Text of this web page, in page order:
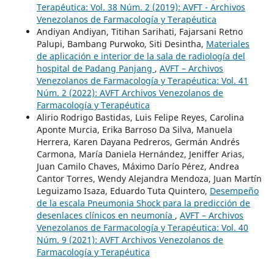
Terapéutica: Vol. 38 Núm. 2 (2019): AVFT - Archivos
Venezolanos de Farmacología y Terapéutica
Andiyan Andiyan, Titihan Sarihati, Fajarsani Retno
Palupi, Bambang Purwoko, Siti Desintha, Materiales
de aplicación e interior de la sala de radiología del
hospital de Padang Panjang , AVFT – Archivos
Venezolanos de Farmacología y Terapéutica: Vol. 41
Núm. 2 (2022): AVFT Archivos Venezolanos de
Farmacología y Terapéutica
Alirio Rodrigo Bastidas, Luis Felipe Reyes, Carolina
Aponte Murcia, Erika Barroso Da Silva, Manuela
Herrera, Karen Dayana Pedreros, Germán Andrés
Carmona, María Daniela Hernández, Jeniffer Arias,
Juan Camilo Chaves, Máximo Darío Pérez, Andrea
Cantor Torres, Wendy Alejandra Mendoza, Juan Martín
Leguizamo Isaza, Eduardo Tuta Quintero, Desempeño
de la escala Pneumonia Shock para la predicción de
desenlaces clínicos en neumonía , AVFT – Archivos
Venezolanos de Farmacología y Terapéutica: Vol. 40
Núm. 9 (2021): AVFT Archivos Venezolanos de
Farmacología y Terapéutica